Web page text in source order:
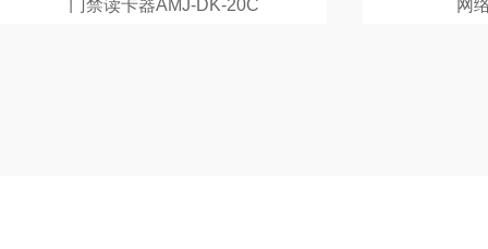
门禁读卡器AMJ-DK-20C 网